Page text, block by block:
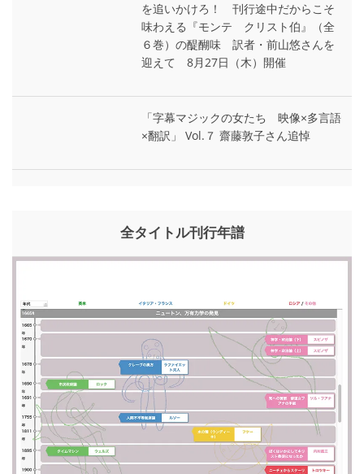
を追いかけろ！ 刊行途中だからこそ
味わえる『モンテ゠クリスト伯』（全
６巻）の醍醐味 訳者・前山悠さんを
迎えて 8月27日（木）開催
「字幕マジックの女たち 映像×多言語
×翻訳」 Vol.７ 齋藤敦子さん追悼
全タイトル刊行年譜